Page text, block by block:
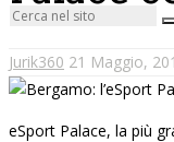
Jurik360 21 Maggio,
eSport Palace, la più